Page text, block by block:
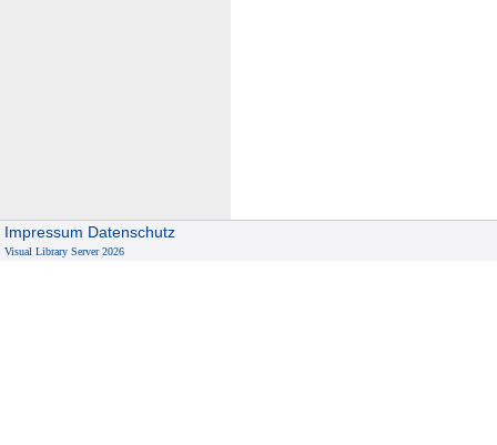
Impressum Datenschutz
Visual Library Server 2026